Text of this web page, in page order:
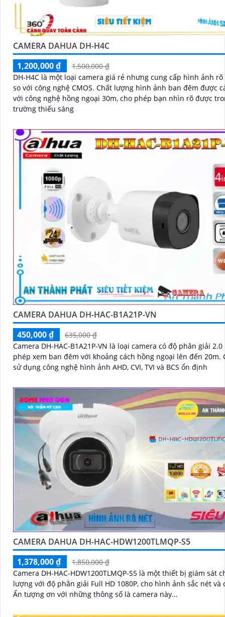
CAMERA DAHUA DH-H4C
1,200,000 ₫
1,500,000 ₫
DH-H4C là một loại camera giá rẻ nhưng cung cấp hình ảnh
so với công nghệ CMOS. Chất lượng hình ảnh ban đêm được cải thiện
với công nghệ hồng ngoại 30m, cho phép bạn nhìn rõ được
trường thiếu sáng
CAMERA DAHUA DH-HAC-B1A21P-VN
450,000 ₫
635,000 ₫
Camera DH-HAC-B1A21P-VN là loại camera có độ phân giải 2.0
phép xem ban đêm với khoảng cách hồng ngoại lên đến 20m. Camera
sử dụng công nghệ hình ảnh AHD, CVI, TVI và BCS ổn định
CAMERA DAHUA DH-HAC-HDW1200TLMQP-S5
1,378,000 ₫
1,850,000 ₫
Camera DH-HAC-HDW1200TLMQP-S5 là một thiết bị giám sát
lượng với độ phân giải Full HD 1080P, cho hình ảnh sắc nét và
Ấn tượng ơn với những thông số là camera này...